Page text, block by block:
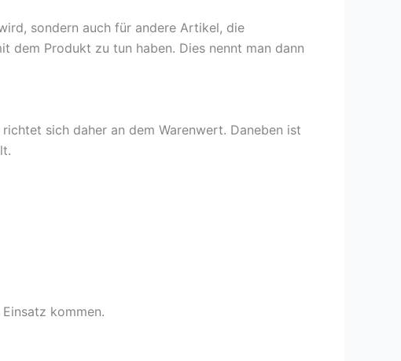
sondern auch für andere Artikel, die
Produkt zu tun haben. Dies nennt man dann
sich daher an dem Warenwert. Daneben ist
kommen.